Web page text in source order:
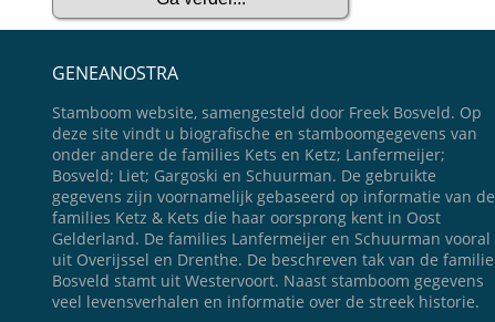
GENEANOSTRA
Stamboom website, samengesteld door Freek Bosveld. Op
deze site vindt u biografische en stamboomgegevens van
onder andere de families Kets en Ketz; Lanfermeijer;
Bosveld; Liet; Gargoski en Schuurman. De gebruikte
gegevens zijn voornamelijk gebaseerd op informatie van de
families Ketz & Kets die haar oorsprong kent in Oost
Gelderland. De families Lanfermeijer en Schuurman vooral
uit Overijssel en Drenthe. De beschreven tak van de familie
Bosveld stamt uit Westervoort. Naast stamboom gegevens
veel levensverhalen en informatie over de streek historie.